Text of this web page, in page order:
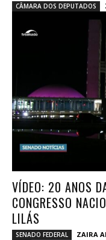
CÂMARA DOS DEPUTADOS
VÍDEO: 20 ANOS
CONGRESSO
LILÁS
SENADO FEDERAL ZAIRA